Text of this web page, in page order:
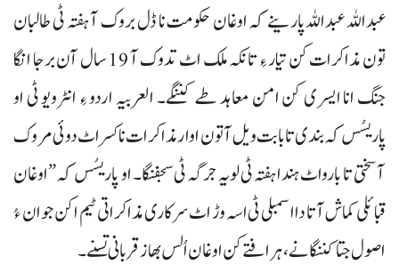
عبداللہ عبداللہ پارینے کہ اوغان حکومت نا ڈل بروک آ ہفتہ ٹی طالبان
تون مذاکرات کن تیار ءِ تانکہ ملک اٹ تدوک آ 19 سال آن برجا انگا
جنگ انا ایسری کن امن معاہد طے کننگے۔ العربیہ اردو ءِ انٹرویو ٹی او
پاریسُس کہ بندی تا بابت ویل آتون اوار مذاکرات نا کسر اٹ دوئی مروک
آ سختی تا بارواٹ ہندا ہفتہ ٹی لویہ جرگہ ٹی سجفنگا۔ او پاریسُس کہ ”اوغان
قبائلی کماش آتا دا اسمبلی ٹی اسہ وڑ اٹ سرکاری مذاکراتی ٹیم اکن جوان ءُ
اصول جتا کننگانے، ہرافتے کن اوغان اُلس بھاز قربانی تسنے۔